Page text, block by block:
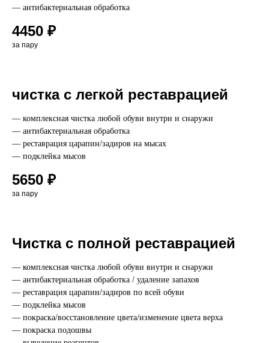
— антибактериальная обработка
4450 ₽
за пару
чистка с легкой реставрацией
— комплексная чистка любой обуви внутри и снаружи
— антибактериальная обработка
— реставрация царапин/задиров на мысах
— подклейка мысов
5650 ₽
за пару
Чистка с полной реставрацией
— комплексная чистка любой обуви внутри и снаружи
— антибактериальная обработка / удаление запахов
— реставрация царапин/задиров по всей обуви
— подклейка мысов
— покраска/восстановление цвета/изменение цвета верха
— покраска подошвы